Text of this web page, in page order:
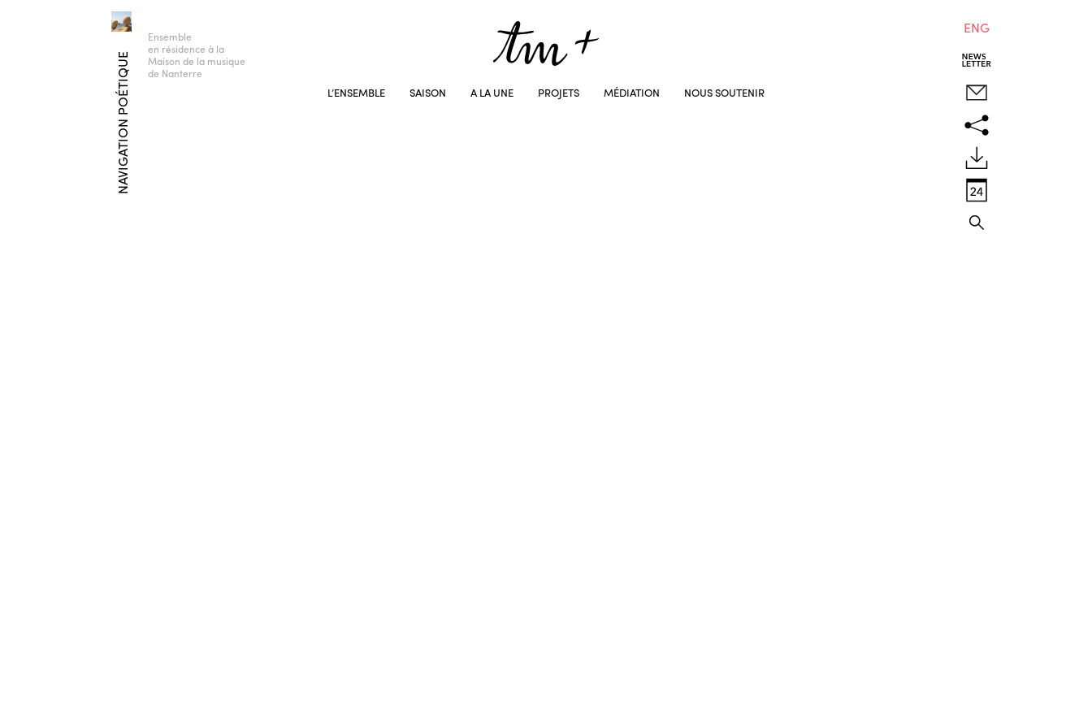
NAVIGATION POÉTIQUE
Ensemble
en résidence à la
Maison de la musique
de Nanterre
L’ENSEMBLE SAISON A LA UNE PROJETS MÉDIATION NOUS SOUTENIR
ENG